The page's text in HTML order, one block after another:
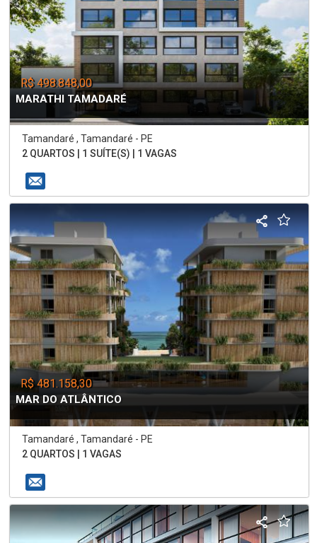
R$ 498.848,00
MARATHI TAMADARÉ
Tamandaré , Tamandaré - PE
2 QUARTOS | 1 SUÍTE(S) | 1 VAGAS
R$ 481.158,30
MAR DO ATLÂNTICO
Tamandaré , Tamandaré - PE
2 QUARTOS | 1 VAGAS